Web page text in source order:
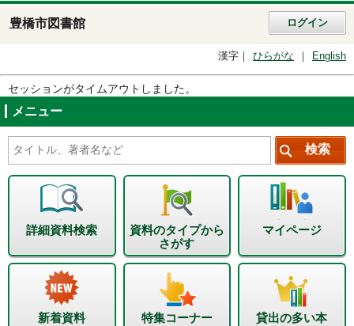
豊橋市図書館 ログイン
漢字 ひらがな English
セッションがタイムアウトしました。
メニュー
詳細資料検索
資料のタイプから
さがす
マイページ
新着資料 特集コーナー 貸出の多い本